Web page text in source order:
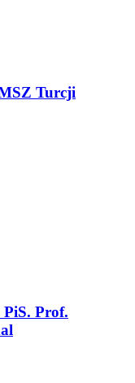
Turcji
Prof.